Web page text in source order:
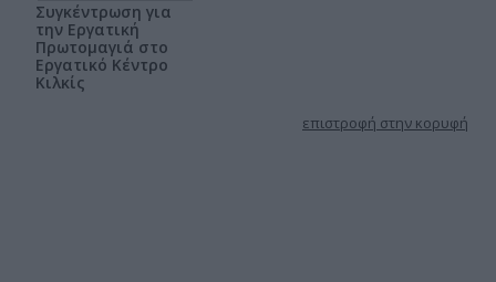
Συγκέντρωση για
την Εργατική
Πρωτομαγιά στο
Εργατικό Κέντρο
Κιλκίς
επιστροφή στην κορυφή